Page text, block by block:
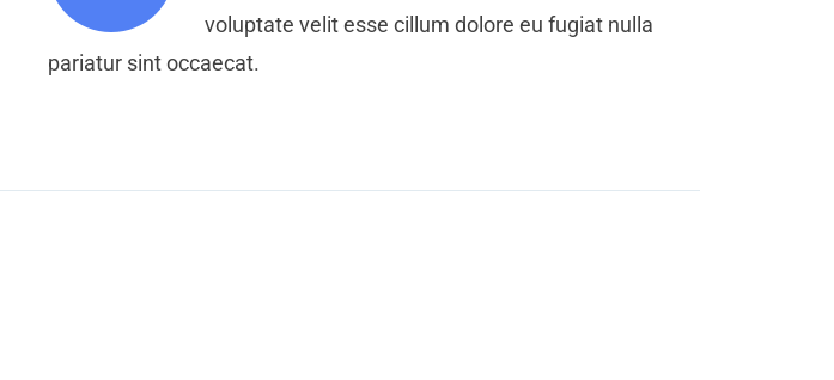
voluptate velit esse cillum dolore eu fugiat nulla
pariatur sint occaecat.